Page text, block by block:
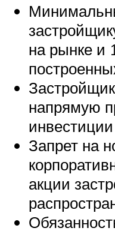
на рынке и
напрямую
Запрет на
акции